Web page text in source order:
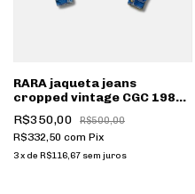
RARA jaqueta jeans
cropped vintage CGC 1985
azul custom 1 de 1 [087]
R$350,00 R$500,00
R$332,50 com Pix
3x de R$116,67 sem juros